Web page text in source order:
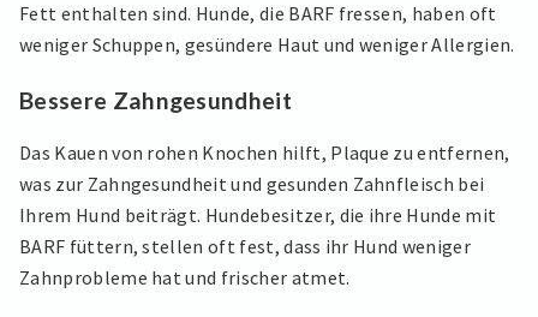
Fett enthalten sind. Hunde, die BARF fressen, haben oft
weniger Schuppen, gesündere Haut und weniger Allergien.
Bessere Zahngesundheit
Das Kauen von rohen Knochen hilft, Plaque zu entfernen,
was zur Zahngesundheit und gesunden Zahnfleisch bei
Ihrem Hund beiträgt. Hundebesitzer, die ihre Hunde mit
BARF füttern, stellen oft fest, dass ihr Hund weniger
Zahnprobleme hat und frischer atmet.